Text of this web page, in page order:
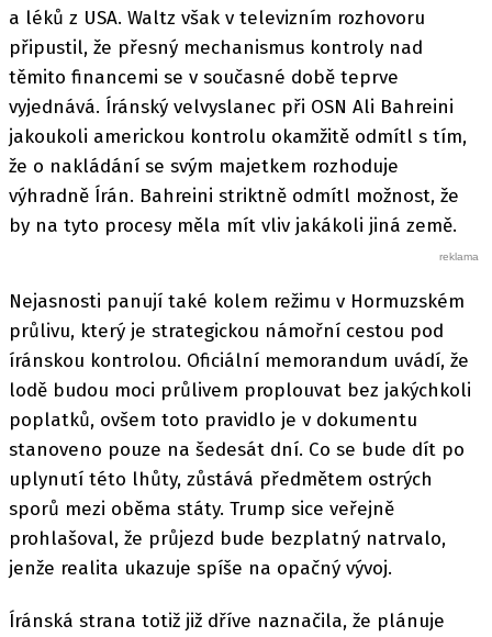
a léků z USA. Waltz však v televizním rozhovoru
připustil, že přesný mechanismus kontroly nad
těmito financemi se v současné době teprve
vyjednává. Íránský velvyslanec při OSN Ali Bahreini
jakoukoli americkou kontrolu okamžitě odmítl s tím,
že o nakládání se svým majetkem rozhoduje
výhradně Írán. Bahreini striktně odmítl možnost, že
by na tyto procesy měla mít vliv jakákoli jiná země.
Nejasnosti panují také kolem režimu v Hormuzském
průlivu, který je strategickou námořní cestou pod
íránskou kontrolou. Oficiální memorandum uvádí, že
lodě budou moci průlivem proplouvat bez jakýchkoli
poplatků, ovšem toto pravidlo je v dokumentu
stanoveno pouze na šedesát dní. Co se bude dít po
uplynutí této lhůty, zůstává předmětem ostrých
sporů mezi oběma státy. Trump sice veřejně
prohlašoval, že průjezd bude bezplatný natrvalo,
jenže realita ukazuje spíše na opačný vývoj.
Íránská strana totiž již dříve naznačila, že plánuje